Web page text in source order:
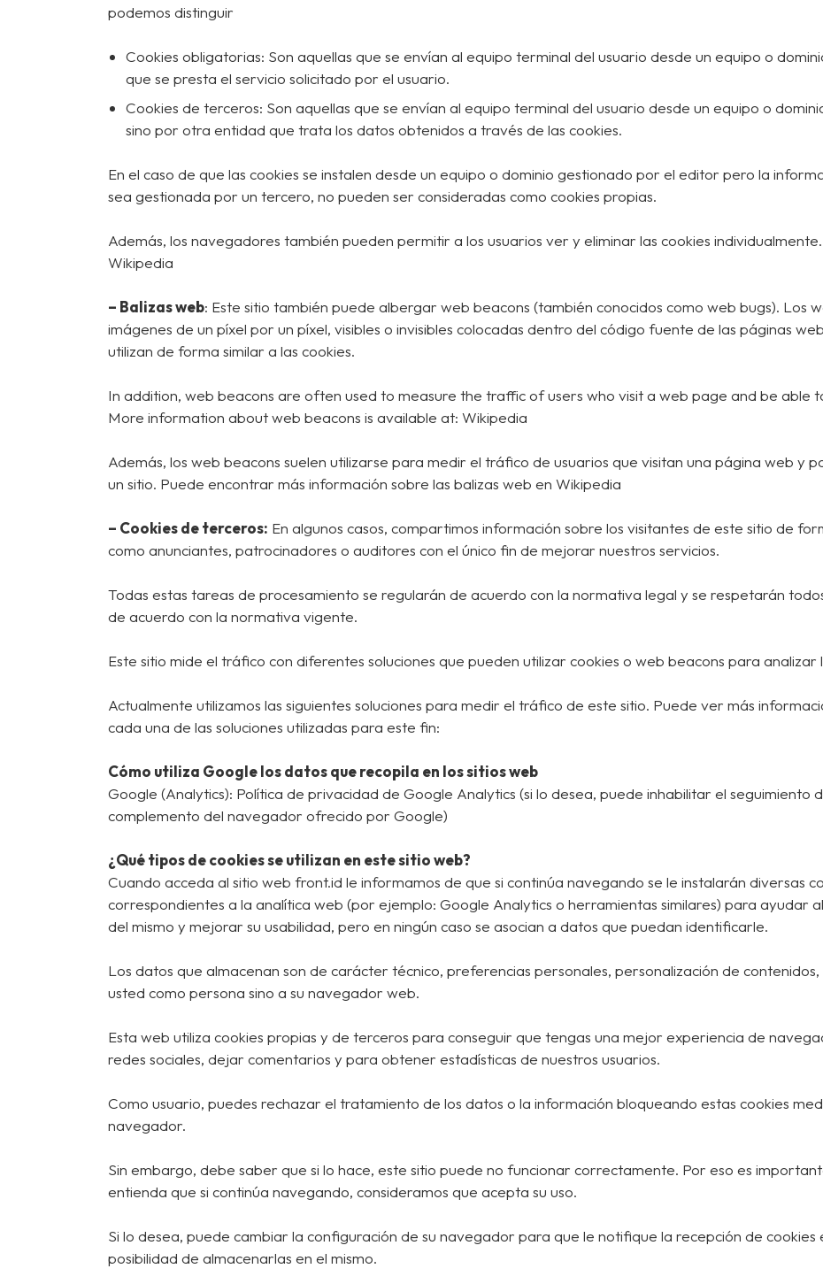
podemos distinguir
Cookies obligatorias: Son aquellas que se envían al equipo terminal del usuario desde un equipo o
que se presta el servicio solicitado por el usuario.
Cookies de terceros: Son aquellas que se envían al equipo terminal del usuario desde un equipo o
sino por otra entidad que trata los datos obtenidos a través de las cookies.
En el caso de que las cookies se instalen desde un equipo o dominio gestionado por el editor pero la
sea gestionada por un tercero, no pueden ser consideradas como cookies propias.
Además, los navegadores también pueden permitir a los usuarios ver y eliminar las cookies
Wikipedia
– Balizas web: Este sitio también puede albergar web beacons (también conocidos como web bugs). Los
imágenes de un píxel por un píxel, visibles o invisibles colocadas dentro del código fuente de las páginas
utilizan de forma similar a las cookies.
In addition, web beacons are often used to measure the traffic of users who visit a web page and be able
More information about web beacons is available at: Wikipedia
Además, los web beacons suelen utilizarse para medir el tráfico de usuarios que visitan una página web y
un sitio. Puede encontrar más información sobre las balizas web en Wikipedia
– Cookies de terceros: En algunos casos, compartimos información sobre los visitantes de este sitio de
como anunciantes, patrocinadores o auditores con el único fin de mejorar nuestros servicios.
Todas estas tareas de procesamiento se regularán de acuerdo con la normativa legal y se respetarán
de acuerdo con la normativa vigente.
Este sitio mide el tráfico con diferentes soluciones que pueden utilizar cookies o web beacons para
Actualmente utilizamos las siguientes soluciones para medir el tráfico de este sitio. Puede ver más
cada una de las soluciones utilizadas para este fin:
Cómo utiliza Google los datos que recopila en los sitios web
Google (Analytics): Política de privacidad de Google Analytics (si lo desea, puede inhabilitar el seguimiento
complemento del navegador ofrecido por Google)
¿Qué tipos de cookies se utilizan en este sitio web?
Cuando acceda al sitio web front.id le informamos de que si continúa navegando se le instalarán diversas
correspondientes a la analítica web (por ejemplo: Google Analytics o herramientas similares) para ayudar
del mismo y mejorar su usabilidad, pero en ningún caso se asocian a datos que puedan identificarle.
Los datos que almacenan son de carácter técnico, preferencias personales, personalización de
usted como persona sino a su navegador web.
Esta web utiliza cookies propias y de terceros para conseguir que tengas una mejor experiencia de
redes sociales, dejar comentarios y para obtener estadísticas de nuestros usuarios.
Como usuario, puedes rechazar el tratamiento de los datos o la información bloqueando estas cookies
navegador.
Sin embargo, debe saber que si lo hace, este sitio puede no funcionar correctamente. Por eso es
entienda que si continúa navegando, consideramos que acepta su uso.
Si lo desea, puede cambiar la configuración de su navegador para que le notifique la recepción de cookies
posibilidad de almacenarlas en el mismo.